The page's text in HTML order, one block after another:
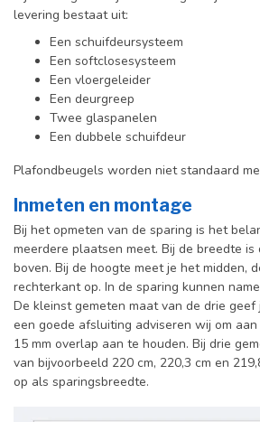
levering bestaat uit:
Een schuifdeursysteem
Een softclosesysteem
Een vloergeleider
Een deurgreep
Twee glaspanelen
Een dubbele schuifdeur
Plafondbeugels worden niet standaard
Inmeten en montage
Bij het opmeten van de sparing is het
meerdere plaatsen meet. Bij de breedte is
boven. Bij de hoogte meet je het midden,
rechterkant op. In de sparing kunnen
De kleinst gemeten maat van de drie geef
een goede afsluiting adviseren wij om
15 mm overlap aan te houden. Bij drie
van bijvoorbeeld 220 cm, 220,3 cm en
op als sparingsbreedte.